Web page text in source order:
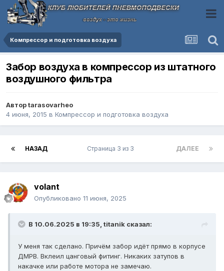
Компресcор и подготовка воздуха
Забор воздуха в компрессор из штатного
воздушного фильтра
Авторtarasovarheo
4 июня, 2015 в Компресcор и подготовка воздуха
НАЗАД ДАЛЕЕ
Страница 3 из 3
volant
Опубликовано 11 июня, 2025
В 10.06.2025 в 19:35, titanik сказал:
У меня так сделано. Причём забор идёт прямо в корпусе
ДМРВ. Вклеил цанговый фитинг. Никаких затупов в
накачке или работе мотора не замечаю.